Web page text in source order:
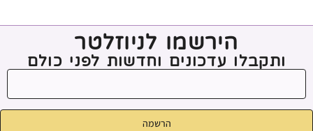
הירשמו לניוזלטר
ותקבלו עדכונים וחדשות לפני כולם
הרשמה